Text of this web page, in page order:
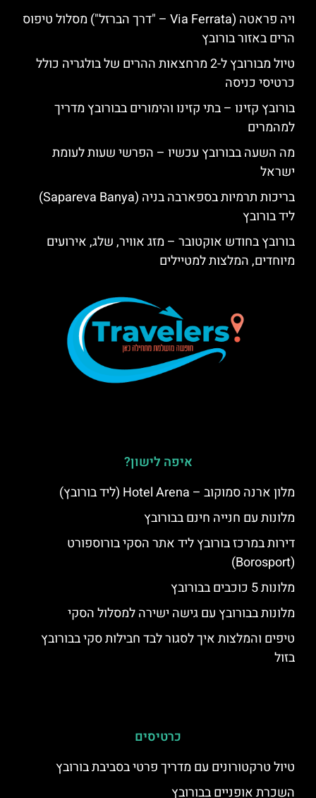
ויה פראטה (Via Ferrata – "דרך הברזל") מסלול טיפוס
הרים באזור בורובץ
טיול מבורובץ ל-2 מרחצאות ההרים של בולגריה כולל
כרטיסי כניסה
בורובץ קזינו – בתי קזינו והימורים בבורובץ מדריך
למהמרים
מה השעה בבורובץ עכשיו – הפרשי שעות לעומת
ישראל
בריכות תרמיות בספארבה בניה (Sapareva Banya)
ליד בורובץ
בורובץ בחודש אוקטובר – מזג אוויר, שלג, אירועים
מיוחדים, המלצות למטיילים
איפה לישון?
מלון ארנה סמוקוב – Hotel Arena (ליד בורובץ)
מלונות עם חנייה חינם בבורובץ
דירות במרכז בורובץ ליד אתר הסקי בורוספורט
(Borosport)
מלונות 5 כוכבים בבורובץ
מלונות בבורובץ עם גישה ישירה למסלול הסקי
טיפים והמלצות איך לסגור לבד חבילות סקי בבורובץ
בזול
כרטיסים
טיול טרקטורונים עם מדריך פרטי בסביבת בורובץ
השכרת אופניים בבורובץ